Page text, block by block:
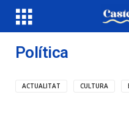
Política
ACTUALITAT CULTURA